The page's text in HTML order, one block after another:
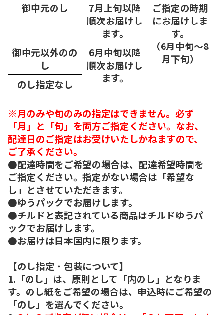
御中元のし
7月上旬以降
順次お届けし
ます。
ご指定の時期
にお届けしま
す。
（6月中旬～8
月下旬）
御中元以外のの
し
6月中旬以降
順次お届けし
ます。
のし指定なし
※月のみや旬のみの指定はできません。必ず
「月」と「旬」を両方ご指定ください。なお、
配達日のご指定はお受けいたしかねますので、
ご了承ください。
●配達時間をご希望の場合は、配達希望時間を
ご指定ください。指定がない場合は「希望な
し」とさせていただきます。
●ゆうパックでお届けします。
●チルドと表記されている商品はチルドゆうパ
ックでお届けします。
●お届けは日本国内に限ります。
【のし指定・包装について】
1.「のし」は、原則として「内のし」となりま
す。のし紙をご希望の場合は、申込時にご希望の
「のし」を選んでください。